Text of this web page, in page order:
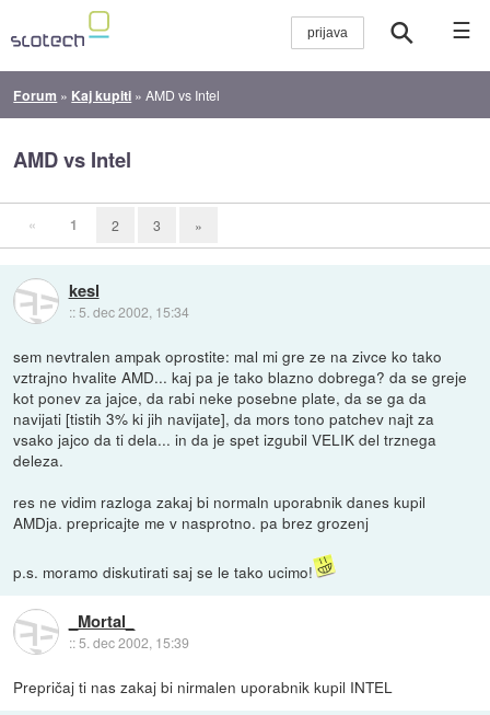
☰
Forum » Kaj kupiti »AMD vs Intel
AMD vs Intel
« 1 2 3 »
kesl
:: 5. dec 2002, 15:34
sem nevtralen ampak oprostite: mal mi gre ze na zivce ko tako
vztrajno hvalite AMD... kaj pa je tako blazno dobrega? da se greje
kot ponev za jajce, da rabi neke posebne plate, da se ga da
navijati [tistih 3% ki jih navijate], da mors tono patchev najt za
vsako jajco da ti dela... in da je spet izgubil VELIK del trznega
deleza.
res ne vidim razloga zakaj bi normaln uporabnik danes kupil
AMDja. prepricajte me v nasprotno. pa brez grozenj
p.s. moramo diskutirati saj se le tako ucimo!
_Mortal_
::5. dec 2002, 15:39
Prepričaj ti nas zakaj bi nirmalen uporabnik kupil INTEL